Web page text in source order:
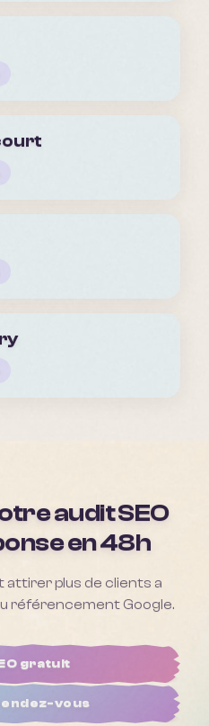
audit SEO
en 48h
plus de clients a
référencement Google.
gratuit
vous